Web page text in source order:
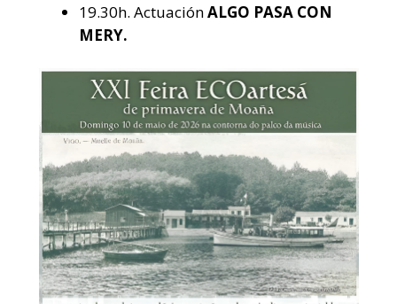
19.30h. ActuaciónALGO PASA CON
MERY.